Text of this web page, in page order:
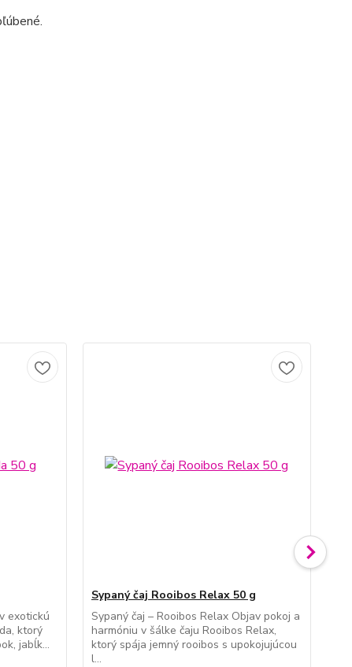
exotickú
ktorý
jabĺk...
Sypaný čaj Rooibos Relax 50 g
Sypaný čaj – Rooibos Relax Objav pokoj a
harmóniu v šálke čaju Rooibos Relax,
ktorý spája jemný rooibos s upokojujúcou
l...